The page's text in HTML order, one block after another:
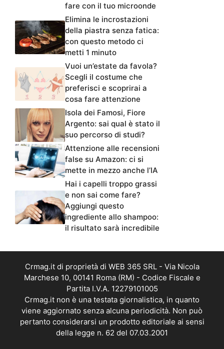
fare con il tuo microonde
Elimina le incrostazioni
della piastra senza fatica:
con questo metodo ci
metti 1 minuto
Vuoi un’estate da favola?
Scegli il costume che
preferisci e scoprirai a
cosa fare attenzione
Isola dei Famosi, Fiore
Argento: sai qual è stato il
suo percorso di studi?
Attenzione alle recensioni
false su Amazon: ci si
mette in mezzo anche l’IA
Hai i capelli troppo grassi
e non sai come fare?
Aggiungi questo
ingrediente allo shampoo:
il risultato sarà incredibile
Crmag.it di proprietà di WEB 365 SRL - Via Nicola
Marchese 10, 00141 Roma (RM) - Codice Fiscale e
Partita I.V.A. 12279101005
Crmag.it non è una testata giornalistica, in quanto
viene aggiornato senza alcuna periodicità. Non può
pertanto considerarsi un prodotto editoriale ai sensi
della legge n. 62 del 07.03.2001